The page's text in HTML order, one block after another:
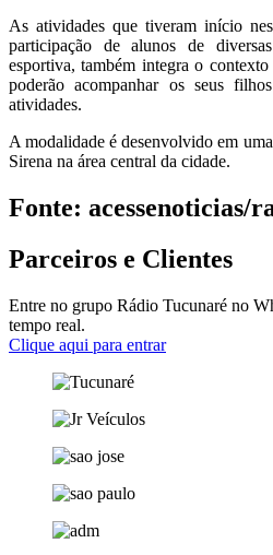
As atividades que tiveram início
participação de alunos de
esportiva, também integra o
poderão acompanhar os seus
atividades.
A modalidade é desenvolvido em
Sirena na área central da cidade.
Fonte: acessenoticias/
Parceiros e Clientes
Entre no grupo Rádio Tucunaré no
tempo real.
Clique aqui para entrar